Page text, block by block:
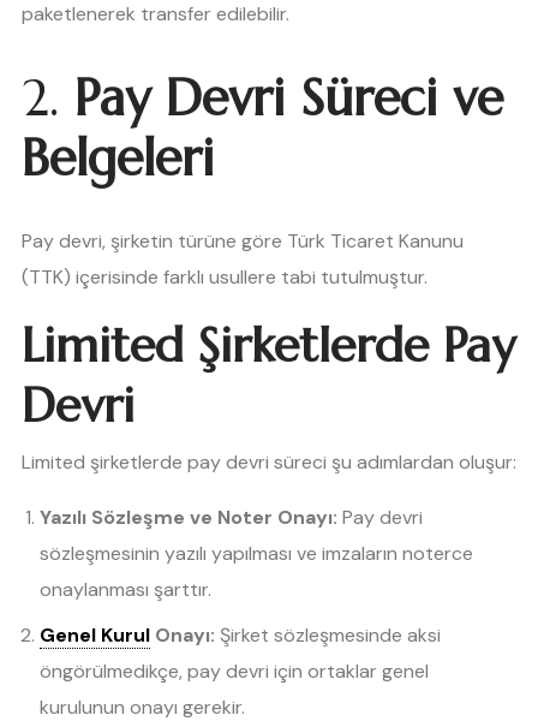
paketlenerek transfer edilebilir.
2. Pay Devri Süreci ve
Belgeleri
Pay devri, şirketin türüne göre Türk Ticaret Kanunu
(TTK) içerisinde farklı usullere tabi tutulmuştur.
Limited Şirketlerde Pay
Devri
Limited şirketlerde pay devri süreci şu adımlardan oluşur:
Yazılı Sözleşme ve Noter Onayı: Pay devri
sözleşmesinin yazılı yapılması ve imzaların noterce
onaylanması şarttır.
Genel Kurul Onayı: Şirket sözleşmesinde aksi
öngörülmedikçe, pay devri için ortaklar genel
kurulunun onayı gerekir.